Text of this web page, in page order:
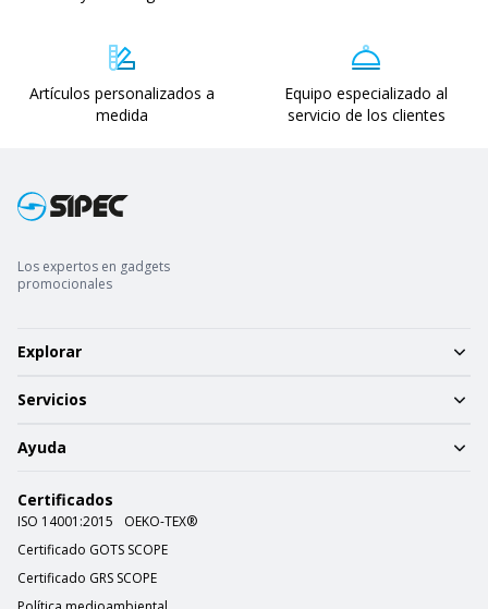
Artículos personalizados a
medida
Equipo especializado al
servicio de los clientes
Los expertos en gadgets
promocionales
Explorar
Servicios
Ayuda
Certificados
ISO 14001:2015
OEKO-TEX®
Certificado GOTS SCOPE
Certificado GRS SCOPE